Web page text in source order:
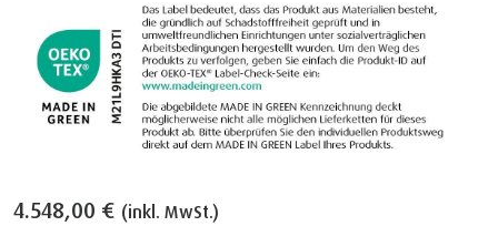
4.548,00 € (inkl. MwSt.)